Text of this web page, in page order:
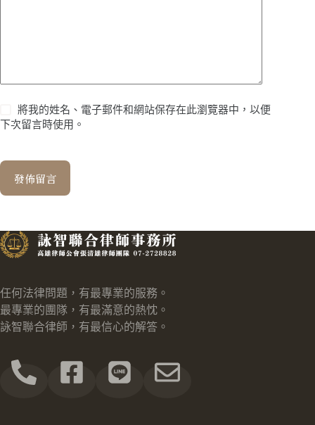
將我的姓名、電子郵件和網站保存在此瀏覽器中，以便
下次留言時使用。
發佈留言
任何法律問題，有最專業的服務。
最專業的團隊，有最滿意的熱忱。
詠智聯合律師，有最信心的解答。